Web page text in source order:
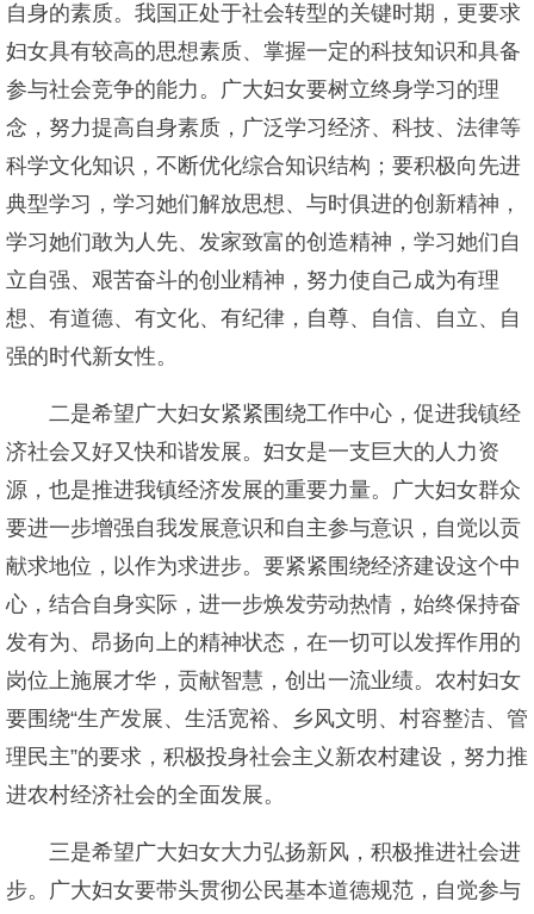
自身的素质。我国正处于社会转型的关键时期，更要求
妇女具有较高的思想素质、掌握一定的科技知识和具备
参与社会竞争的能力。广大妇女要树立终身学习的理
念，努力提高自身素质，广泛学习经济、科技、法律等
科学文化知识，不断优化综合知识结构；要积极向先进
典型学习，学习她们解放思想、与时俱进的创新精神，
学习她们敢为人先、发家致富的创造精神，学习她们自
立自强、艰苦奋斗的创业精神，努力使自己成为有理
想、有道德、有文化、有纪律，自尊、自信、自立、自
强的时代新女性。
二是希望广大妇女紧紧围绕工作中心，促进我镇经
济社会又好又快和谐发展。妇女是一支巨大的人力资
源，也是推进我镇经济发展的重要力量。广大妇女群众
要进一步增强自我发展意识和自主参与意识，自觉以贡
献求地位，以作为求进步。要紧紧围绕经济建设这个中
心，结合自身实际，进一步焕发劳动热情，始终保持奋
发有为、昂扬向上的精神状态，在一切可以发挥作用的
岗位上施展才华，贡献智慧，创出一流业绩。农村妇女
要围绕“生产发展、生活宽裕、乡风文明、村容整洁、管
理民主”的要求，积极投身社会主义新农村建设，努力推
进农村经济社会的全面发展。
三是希望广大妇女大力弘扬新风，积极推进社会进
步。广大妇女要带头贯彻公民基本道德规范，自觉参与